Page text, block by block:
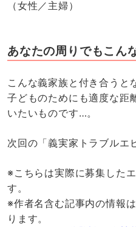
（女性／主婦）
あなたの周りでもこん
こんな義家族と付き合うと
子どものためにも適度な距
いたいものです…。
次回の「義実家トラブルエ
※こちらは実際に募集した
す。
※作者名含む記事内の情報
ります。